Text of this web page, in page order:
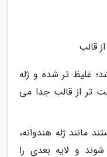
قالب
غلیظ تر شده و ژله
تر از قالب جدا می
مانند ژله هندوانه،
و لایه بعدی را